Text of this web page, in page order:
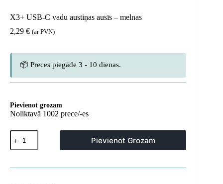
X3+ USB-C vadu austiņas ausīs – melnas
2,29 € (ar PVN)
📦 Preces piegāde 3 - 10 dienas.
Pievienot grozam
Noliktavā 1002 prece/-es
X3+
USB-
C
austiņas
Pievienot Grozam